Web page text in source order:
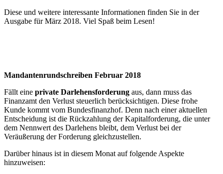
Diese und weitere interessante Informationen finden Sie in der
Ausgabe für März 2018. Viel Spaß beim Lesen!
Mandantenrundschreiben Februar 2018
Fällt eine private Darlehensforderung aus, dann muss das
Finanzamt den Verlust steuerlich berücksichtigen. Diese frohe
Kunde kommt vom Bundesfinanzhof. Denn nach einer aktuellen
Entscheidung ist die Rückzahlung der Kapitalforderung, die unter
dem Nennwert des Darlehens bleibt, dem Verlust bei der
Veräußerung der Forderung gleichzustellen.
Darüber hinaus ist in diesem Monat auf folgende Aspekte
hinzuweisen: